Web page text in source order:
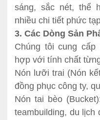
sáng, sắc nét, thể
nhiều chi tiết phức
3. Các Dòng Sản
Chúng tôi cung
hợp với tính chất
Nón lưỡi trai (Nón
đồng phục công ty,
Nón tai bèo
teambuilding, du lịch